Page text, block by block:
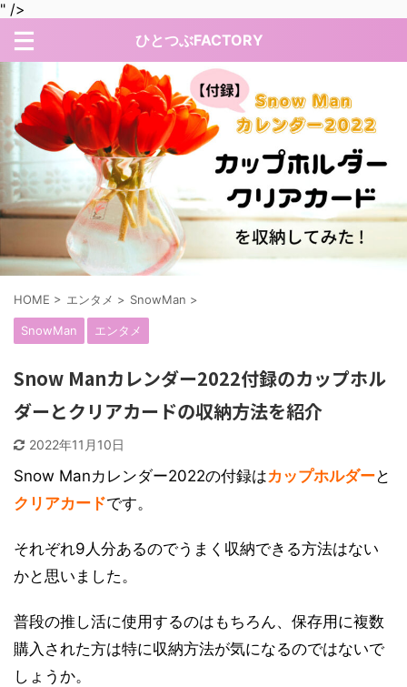
" />
ひとつぶFACTORY
HOME > エンタメ > SnowMan >
SnowMan エンタメ
Snow Manカレンダー2022付録のカップホル
ダーとクリアカードの収納方法を紹介
2022年11月10日
Snow Manカレンダー2022の付録はカップホルダーと
クリアカードです。
それぞれ9人分あるのでうまく収納できる方法はない
かと思いました。
普段の推し活に使用するのはもちろん、保存用に複数
購入された方は特に収納方法が気になるのではないで
しょうか。